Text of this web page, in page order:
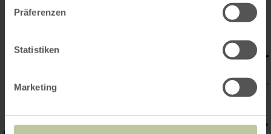
Präferenzen
Statistiken
Marketing